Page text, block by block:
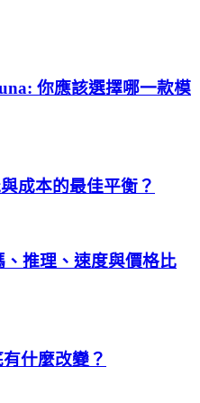
你應該選擇哪一款模
成本的最佳平衡？
、推理、速度與價格比
什麼改變？